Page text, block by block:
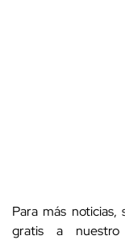
Para más
gratis a nuestro